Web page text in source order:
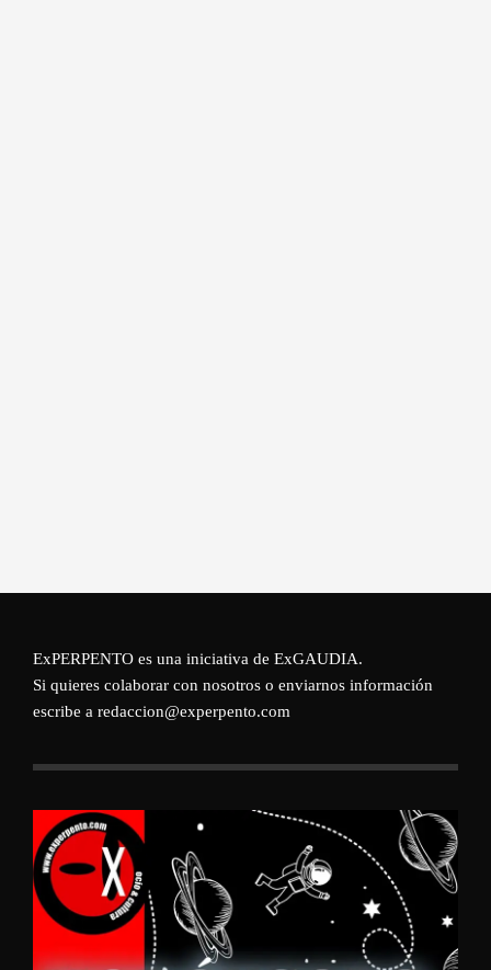
ExPERPENTO es una iniciativa de ExGAUDIA.
Si quieres colaborar con nosotros o enviarnos información
escribe a redaccion@experpento.com